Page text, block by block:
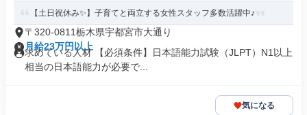
【土日祝休み✨】子育てと両立する女性スタッフ多数活躍中♪
〒320-0811栃木県宇都宮市大通り
月給23万円以上
求めている人材 【必須条件】日本語能力試験（JLPT）N1以上
相当の日本語能力が必要で...
気になる